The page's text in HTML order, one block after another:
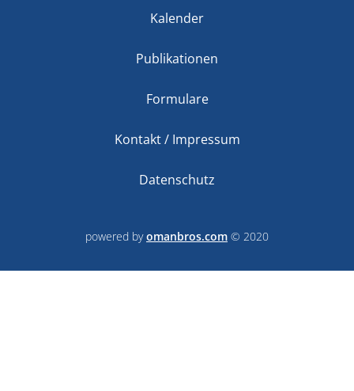
Kalender
Publikationen
Formulare
Kontakt / Impressum
Datenschutz
powered byomanbros.com © 2020